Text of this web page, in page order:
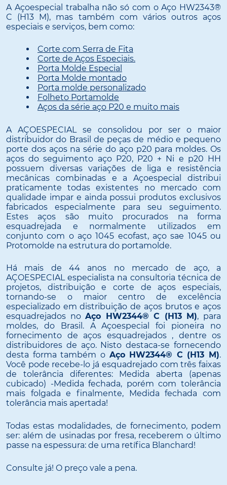
A Açoespecial trabalha não só com o Aço HW2343®
C (H13 M), mas também com vários outros aços
especiais e serviços, bem como:
Corte com Serra de Fita
Corte de Aços Especiais.
Porta Molde Especial
Porta Molde montado
Porta molde personalizado
Folheto Portamolde
Aços da série aço P20 e muito mais
A AÇOESPECIAL se consolidou por ser o maior
distribuidor do Brasil de peças de médio e pequeno
porte dos aços na série do aço p20 para moldes. Os
aços do seguimento aço P20, P20 + Ni e p20 HH
possuem diversas variações de liga e resistência
mecânicas combinadas e a Açoespecial distribui
praticamente todas existentes no mercado com
qualidade impar e ainda possui produtos exclusivos
fabricados especialmente para seu seguimento.
Estes aços são muito procurados na forma
esquadrejada e normalmente utilizados em
conjunto com o aço 1045 ecofast, aço sae 1045 ou
Protomolde na estrutura do portamolde.
Há mais de 44 anos no mercado de aço, a
AÇOESPECIAL especialista na consultoria técnica de
projetos, distribuição e corte de aços especiais,
tornando-se o maior centro de excelência
especializado em distribuição de aços brutos e aços
esquadrejados noAço HW2344® C (H13 M), para
moldes, do Brasil. A Açoespecial foi pioneira no
fornecimento de aços esquadrejados , dentre os
distribuidores de aço. Nisto destaca-se fornecendo
desta forma também o Aço HW2344® C (H13 M).
Você pode recebe-lo já esquadrejado com três faixas
de tolerância diferentes: Medida aberta (apenas
cubicado) -Medida fechada, porém com tolerância
mais folgada e finalmente, Medida fechada com
tolerância mais apertada!
Todas estas modalidades, de fornecimento, podem
ser: além de usinadas por fresa, receberem o último
passe na espessura: de uma retífica Blanchard!
Consulte já! O preço vale a pena.